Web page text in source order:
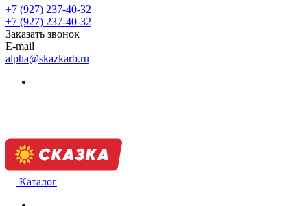
+7 (927) 237-40-32
+7 (927) 237-40-32
Заказать звонок
E-mail
alpha@skazkarb.ru
Каталог